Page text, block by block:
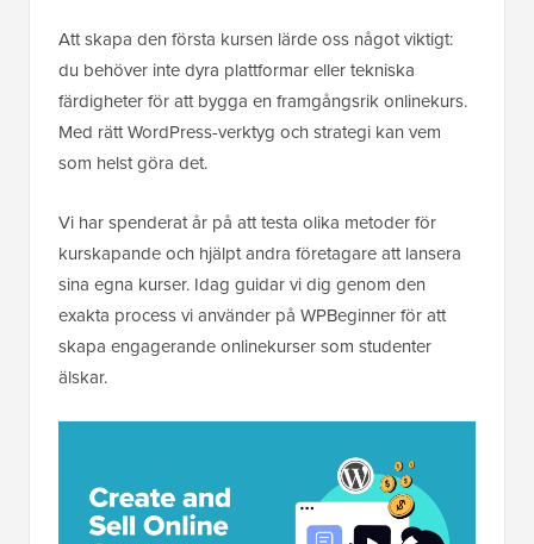
Att skapa den första kursen lärde oss något viktigt:
du behöver inte dyra plattformar eller tekniska
färdigheter för att bygga en framgångsrik onlinekurs.
Med rätt WordPress-verktyg och strategi kan vem
som helst göra det.
Vi har spenderat år på att testa olika metoder för
kurskapande och hjälpt andra företagare att lansera
sina egna kurser. Idag guidar vi dig genom den
exakta process vi använder på WPBeginner för att
skapa engagerande onlinekurser som studenter
älskar.